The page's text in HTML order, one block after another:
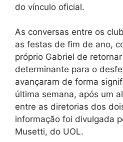
do vínculo oficial.
As conversas entre os
as festas de fim de ano,
próprio Gabriel de
determinante para o
avançaram de forma
última semana, após um
entre as diretorias dos
informação foi divulgada
Musetti, do UOL.